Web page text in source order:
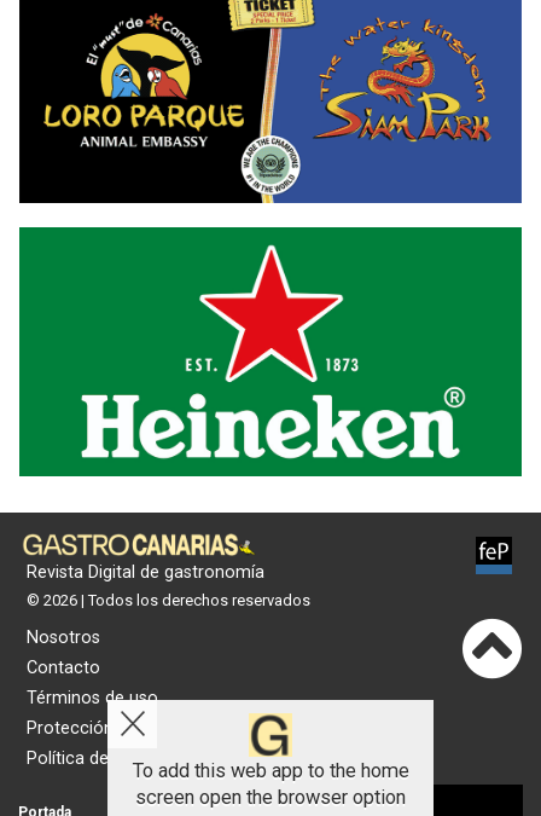
Revista Digital de gastronomía
© 2026 | Todos los derechos reservados
Nosotros
Contacto
Términos de uso
Protección de datos
Política de cookies
To add this web app to the home
screen open the browser option
Aviso sobre el Uso de cookies: